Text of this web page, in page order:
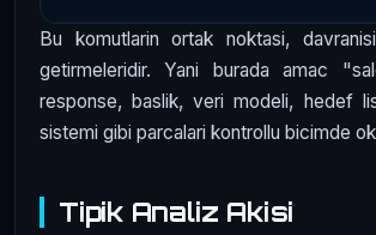
Bu komutlarin ortak noktasi,
getirmeleridir. Yani burada amac
response, baslik, veri modeli, hedef
sistemi gibi parcalari kontrollu bicimde
Tipik Analiz Akisi